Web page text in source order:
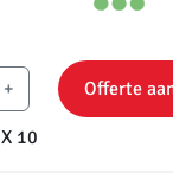
+
X 10
Offerte